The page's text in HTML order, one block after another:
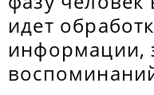
идет
информации,